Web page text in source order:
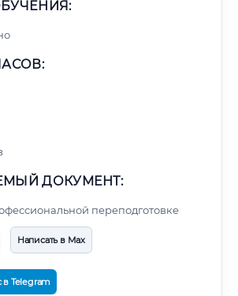
ДОКУМЕНТ:
переподготовке
Написать в Max
в Telegram